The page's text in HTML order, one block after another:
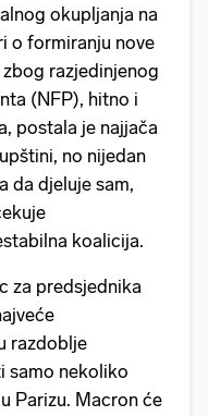
okupljanja na
o formiranju nove
razjedinjenog
(NFP), hitno i
postala je najjača
no nijedan
da djeluje sam,
koalicija.
za predsjednika
razdoblje
samo nekoliko
Parizu. Macron će